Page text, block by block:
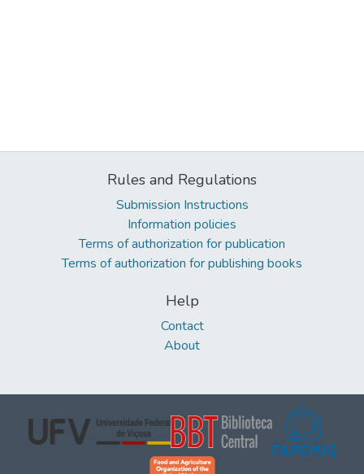
Rules and Regulations
Submission Instructions
Information policies
Terms of authorization for publication
Terms of authorization for publishing books
Help
Contact
About